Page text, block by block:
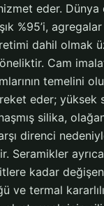
eder. Dünya
%95’i, agregalar
dahil olmak
Cam
temelini
eder; yüksek
silika,
direnci
Seramikler
kadar
ve termal